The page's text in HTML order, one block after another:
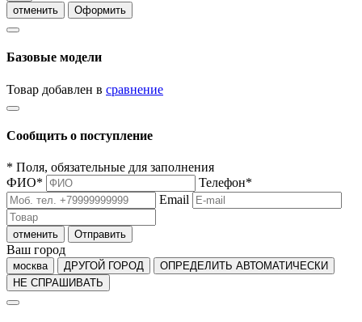
отменить
Оформить
Базовые модели
Товар добавлен в сравнение
Сообщить о поступление
* Поля, обязательные для заполнения
ФИО* Телефон*
Email
отменить Отправить
Ваш город
москва ДРУГОЙ ГОРОД
ОПРЕДЕЛИТЬ АВТОМАТИЧЕСКИ
НЕ СПРАШИВАТЬ